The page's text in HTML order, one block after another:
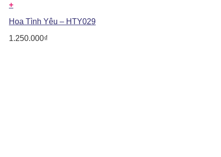
+
Hoa Tình Yêu – HTY029
1.250.000₫